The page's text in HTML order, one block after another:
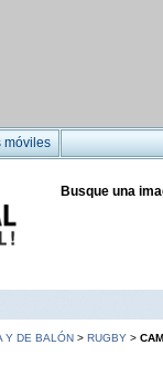
móviles
Busque una
Y DE BALÓN > RUGBY >